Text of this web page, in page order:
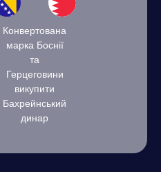
Конвертована
марка Боснії
та
Герцеговини
викупити
Бахрейнський
динар